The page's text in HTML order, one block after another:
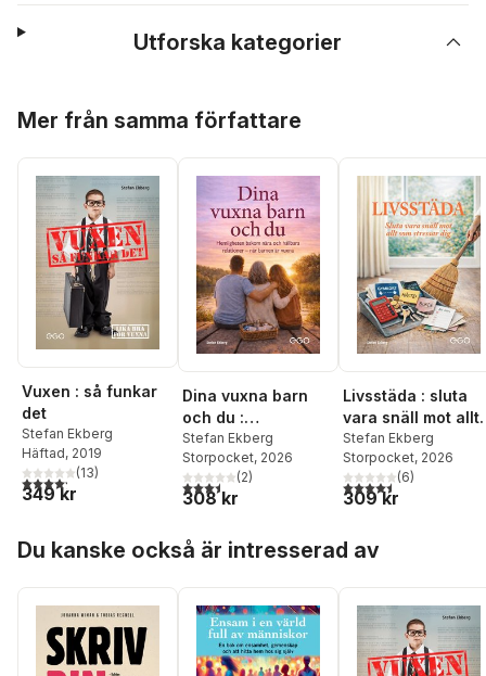
Utforska kategorier
Mer från samma författare
Vuxen : så funkar
det
Stefan Ekberg
Häftad, 2019
4,2utav 5 stjärnor. Totalt antal röster:
(13)
349 kr
Dina vuxna barn
och du :
hemligheten bakom
nära och hållbara
relationer när
barnen är vuxna
Stefan Ekberg
Storpocket, 2026
3,5utav 5 stjärnor. Totalt antal röster:
(2)
308 kr
Livsstäda : sluta
vara snäll mot allt
som stressar dig
Stefan Ekberg
Storpocket, 2026
4,5utav 5 stjärnor.
(6)
309 kr
Du kanske också är intresserad av